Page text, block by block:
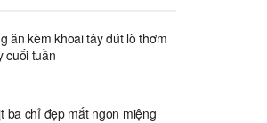
ăn kèm khoai tây đút lò thơm
cuối tuần
ba chỉ đẹp mắt ngon miệng